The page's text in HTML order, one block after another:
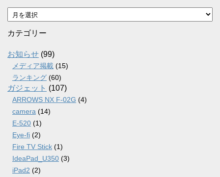
ア
ー
カ
ブ
カテゴリー
お知らせ (99)
メディア掲載 (15)
ランキング (60)
ガジェット (107)
ARROWS NX F-02G (4)
camera (14)
E-520 (1)
Eye-fi (2)
Fire TV Stick (1)
IdeaPad_U350 (3)
iPad2 (2)